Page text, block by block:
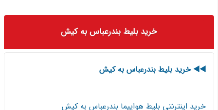
خرید بلیط بندرعباس به کیش
◀️◀️ خرید بلیط بندرعباس به کیش
خرید اینترنتی بلیط هواپیما بندرعباس به کیش